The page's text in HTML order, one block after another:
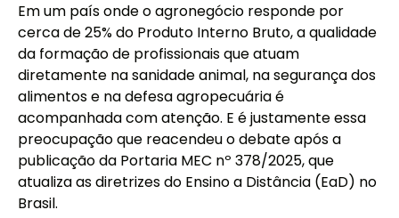
Em um país onde o agronegócio responde por
cerca de 25% do Produto Interno Bruto, a qualidade
da formação de profissionais que atuam
diretamente na sanidade animal, na segurança dos
alimentos e na defesa agropecuária é
acompanhada com atenção. E é justamente essa
preocupação que reacendeu o debate após a
publicação da Portaria MEC nº 378/2025, que
atualiza as diretrizes do Ensino a Distância (EaD) no
Brasil.